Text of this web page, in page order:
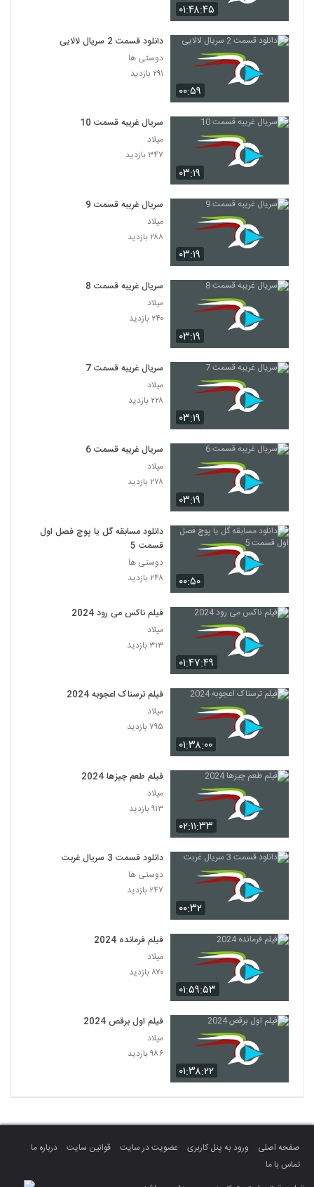
۰۱:۴۸:۴۵
۰۰:۵۹
دانلود قسمت 2 سریال لالایی
دوستی ها
۲۹۱ بازدید
۰۳:۱۹
سریال غریبه قسمت 10
میلاد
۳۴۷ بازدید
۰۳:۱۹
سریال غریبه قسمت 9
میلاد
۲۸۸ بازدید
۰۳:۱۹
سریال غریبه قسمت 8
میلاد
۲۴۰ بازدید
۰۳:۱۹
سریال غریبه قسمت 7
میلاد
۲۲۸ بازدید
۰۳:۱۹
سریال غریبه قسمت 6
میلاد
۲۷۸ بازدید
۰۰:۵۰
دانلود مسابقه گل یا پوچ فصل اول
قسمت 5
دوستی ها
۲۴۸ بازدید
۰۱:۴۷:۴۹
فیلم ناکس می رود 2024
میلاد
۳۱۳ بازدید
۰۱:۳۸:۰۰
فیلم ترسناک اعجوبه 2024
میلاد
۷۹۵ بازدید
۰۲:۱۱:۳۳
فیلم طعم چیزها 2024
میلاد
۹۱۳ بازدید
۰۰:۳۲
دانلود قسمت 3 سریال غربت
دوستی ها
۲۴۷ بازدید
۰۱:۵۹:۵۳
فیلم فرمانده 2024
میلاد
۸۷۰ بازدید
۰۱:۳۸:۲۲
فیلم اول برقص 2024
میلاد
۹۸۶ بازدید
صفحه اصلی ورود به پنل کاربری عضویت در سایت قوانین سایت
درباره ما
تماس با ما